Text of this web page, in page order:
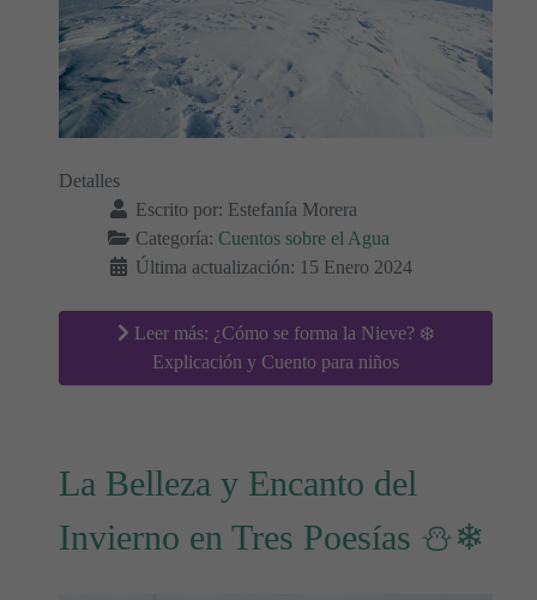
Detalles
Escrito por: Estefanía Morera
Categoría: Cuentos sobre el Agua
Última actualización: 15 Enero 2024
Leer más: ¿Cómo se forma la Nieve? ❄️
Explicación y Cuento para niños
La Belleza y Encanto del
Invierno en Tres Poesías ⛄❄